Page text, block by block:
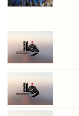
...
ت ...